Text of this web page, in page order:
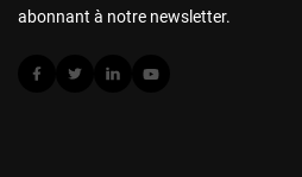
abonnant à notre newsletter.